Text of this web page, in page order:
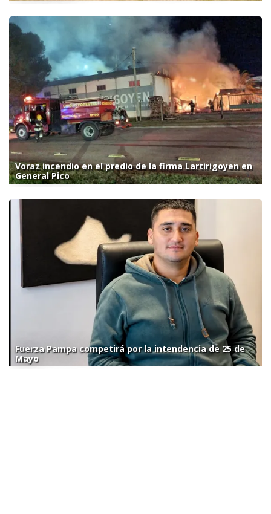
Voraz incendio en el predio de la firma Lartirigoyen en
General Pico
Fuerza Pampa competirá por la intendencia de 25 de
Mayo